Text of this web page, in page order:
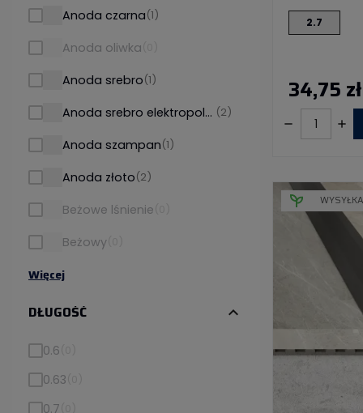
Anoda czarna(1)
Anoda oliwka
Anoda srebro(1)
Anoda srebro elektropolerowane (2)
Anoda szampan(1)
Anoda złoto(2)
Beżowe lśnienie
Beżowy
Więcej
DŁUGOŚĆ expand_more
0.6
0.63
0.7
2.7
34,75 zł